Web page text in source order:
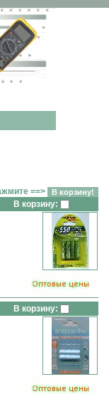
==>
В корзину:
В корзину: